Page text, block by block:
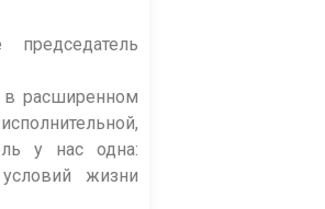
в расширенном
у нас одна:
жизни